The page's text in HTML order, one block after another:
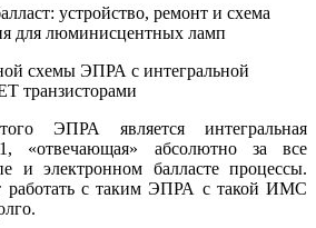
схемы ЭПРА с интегральной
транзисторами
ЭПРА является интегральная
«отвечающая» абсолютно за все
и электронном балласте процессы.
работать с таким ЭПРА с такой ИМС